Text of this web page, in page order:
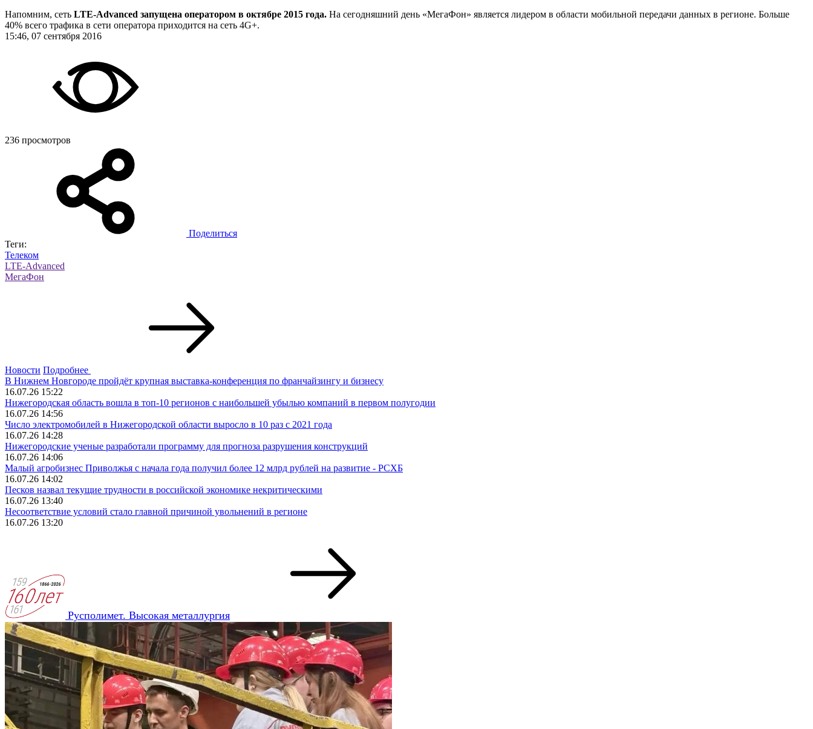
Напомним, сеть LTE-Advanced запущена оператором в октябре 2015 года. На сегодняшний день «МегаФон» является лидером в области мобильной передачи данных в регионе. Больше
40% всего трафика в сети оператора приходится на сеть 4G+.
15:46, 07 сентября 2016
236 просмотров
Поделиться
Теги:
Телеком
LTE-Advanced
МегаФон
Новости Подробнее
В Нижнем Новгороде пройдёт крупная выставка-конференция по франчайзингу и бизнесу
16.07.26 15:22
Нижегородская область вошла в топ‑10 регионов с наибольшей убылью компаний в первом полугодии
16.07.26 14:56
Число электромобилей в Нижегородской области выросло в 10 раз с 2021 года
16.07.26 14:28
Нижегородские ученые разработали программу для прогноза разрушения конструкций
16.07.26 14:06
Малый агробизнес Приволжья с начала года получил более 12 млрд рублей на развитие - РСХБ
16.07.26 14:02
Песков назвал текущие трудности в российской экономике некритическими
16.07.26 13:40
Несоответствие условий стало главной причиной увольнений в регионе
16.07.26 13:20
Русполимет. Высокая металлургия